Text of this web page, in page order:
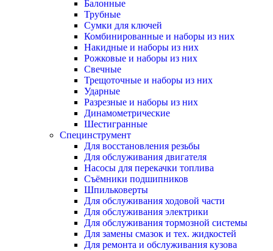
Балонные
Трубные
Сумки для ключей
Комбинированные и наборы из них
Накидные и наборы из них
Рожковые и наборы из них
Свечные
Трещоточные и наборы из них
Ударные
Разрезные и наборы из них
Динамометрические
Шестигранные
Специнструмент
Для восстановления резьбы
Для обслуживания двигателя
Насосы для перекачки топлива
Съёмники подшипников
Шпильковерты
Для обслуживания ходовой части
Для обслуживания электрики
Для обслуживания тормозной системы
Для замены смазок и тех. жидкостей
Для ремонта и обслуживания кузова